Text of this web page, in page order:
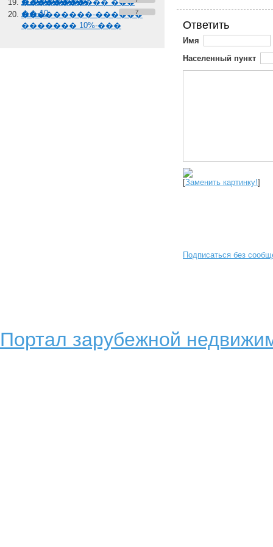
����������� ���
��-10
���������-������
������� 10%-���
7
Ответить
Имя
Населенный пункт
[Заменить картинку!]
Подписаться без
Портал зарубежной